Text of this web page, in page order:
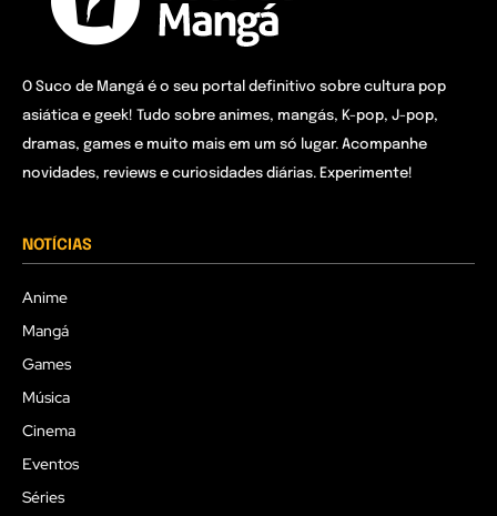
O Suco de Mangá é o seu portal definitivo sobre cultura pop
asiática e geek! Tudo sobre animes, mangás, K-pop, J-pop,
dramas, games e muito mais em um só lugar. Acompanhe
novidades, reviews e curiosidades diárias. Experimente!
NOTÍCIAS
Anime
Mangá
Games
Música
Cinema
Eventos
Séries